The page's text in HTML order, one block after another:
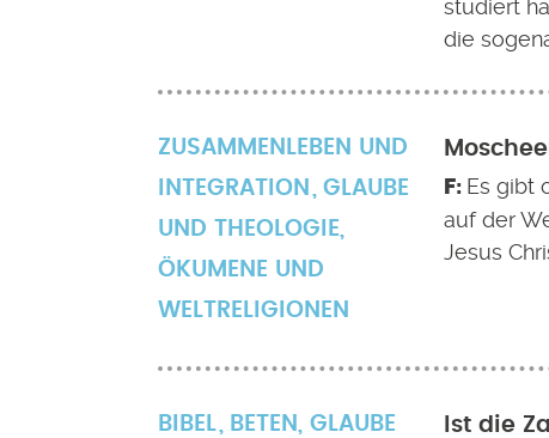
studiert
die
ZUSAMMENLEBEN UND
INTEGRATION
GLAUBE
UND THEOLOGIE,
ÖKUMENE UND
WELTRELIGIONEN
Es gibt
auf der
Jesus
BIBEL BETEN , GLAUBE
Ist die